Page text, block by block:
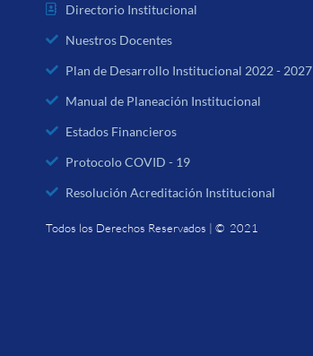
Directorio Institucional
Nuestros Docentes
Plan de Desarrollo Institucional 2022 - 2027
Manual de Planeación Institucional
Estados Financieros
Protocolo COVID - 19
Resolución Acreditación Institucional
Todos los Derechos Reservados | © 2021